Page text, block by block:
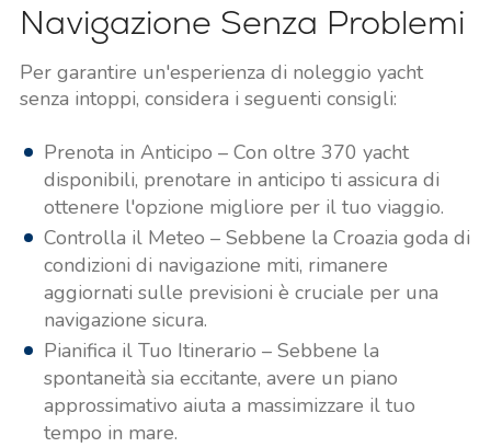
Navigazione Senza Problemi
Per garantire un'esperienza di noleggio yacht
senza intoppi, considera i seguenti consigli:
Prenota in Anticipo – Con oltre 370 yacht
disponibili, prenotare in anticipo ti assicura di
ottenere l'opzione migliore per il tuo viaggio.
Controlla il Meteo – Sebbene la Croazia goda di
condizioni di navigazione miti, rimanere
aggiornati sulle previsioni è cruciale per una
navigazione sicura.
Pianifica il Tuo Itinerario – Sebbene la
spontaneità sia eccitante, avere un piano
approssimativo aiuta a massimizzare il tuo
tempo in mare.